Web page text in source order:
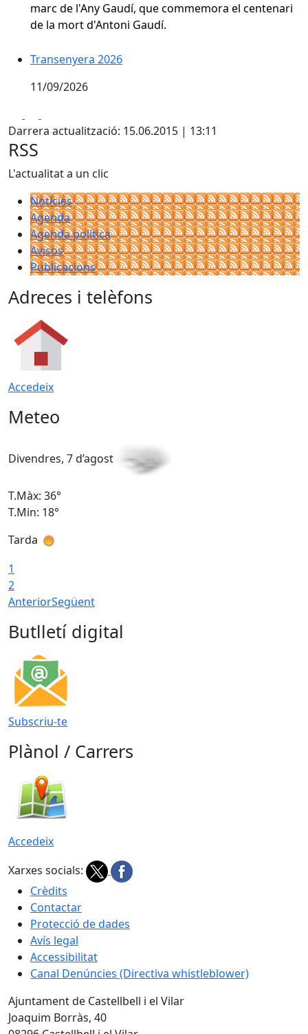
marc de l'Any Gaudí, que commemora el centenari
de la mort d'Antoni Gaudí.
Transenyera 2026
Transenyera 2026
11/09/2026
Darrera actualització: 15.06.2015 | 13:11
RSS
L'actualitat a un clic
Notícies
Agenda
Agenda política
Avisos
Publicacions
Adreces i telèfons
Accedeix
Meteo
Divendres, 7 d’agost
T.Màx: 36°
T.Min: 18°
Tarda
1
2
AnteriorSegüent
Butlletí digital
Subscriu-te
Plànol / Carrers
Accedeix
Xarxes socials:
Crèdits
Contactar
Protecció de dades
Avís legal
Accessibilitat
Canal Denúncies (Directiva whistleblower)
Ajuntament de Castellbell i el Vilar
Joaquim Borràs, 40